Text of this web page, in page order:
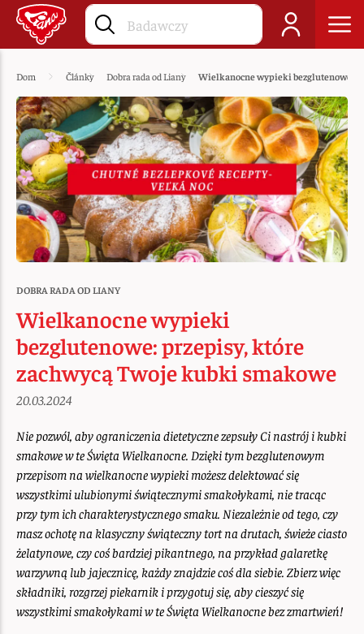
Dom Články Dobra rada od Liany Wielkanocne wypieki bezglutenowe:
DOBRA RADA OD LIANY
Wielkanocne wypieki
bezglutenowe: przepisy, które
zachwycą Twoje kubki smakowe
20.03.2024
Nie pozwól, aby ograniczenia dietetyczne zepsuły Ci nastrój i kubki
smakowe w te Święta Wielkanocne. Dzięki tym bezglutenowym
przepisom na wielkanocne wypieki możesz delektować się
wszystkimi ulubionymi świątecznymi smakołykami, nie tracąc
przy tym ich charakterystycznego smaku. Niezależnie od tego, czy
masz ochotę na klasyczny świąteczny tort na drutach, świeże ciasto
żelatynowe, czy coś bardziej pikantnego, na przykład galaretkę
warzywną lub jajecznicę, każdy znajdzie coś dla siebie. Zbierz więc
składniki, rozgrzej piekarnik i przygotuj się, aby cieszyć się
wszystkimi smakołykami w te Święta Wielkanocne bez zmartwień!